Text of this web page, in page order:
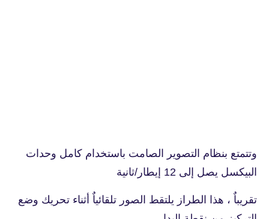
وتتمتع بنظام التصوير الصامت باستخدام كامل وحدات
البيكسل يصل إلى 12 إيطار/ثانية
تقريباٌ ، هذا الطراز يلتقط الصور تلقائياٌ أثناء تحريك وضع